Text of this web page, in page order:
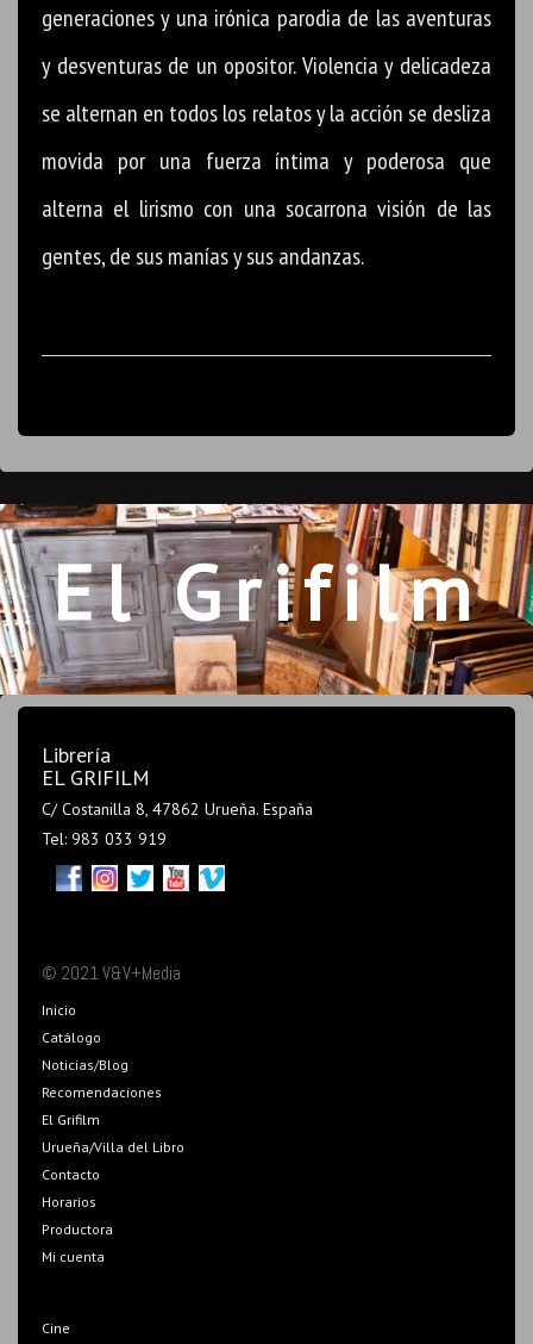
generaciones y una irónica parodia de las aventuras
y desventuras de un opositor. Violencia y delicadeza
se alternan en todos los relatos y la acción se desliza
movida por una fuerza íntima y poderosa que
alterna el lirismo con una socarrona visión de las
gentes, de sus manías y sus andanzas.
El Grifilm
Librería
EL GRIFILM
C/ Costanilla 8, 47862 Urueña. España
Tel: 983 033 919
© 2021 V&V+Media
Inicio
Catálogo
Noticias/Blog
Recomendaciones
El Grifilm
Urueña/Villa del Libro
Contacto
Horarios
Productora
Mi cuenta
Cine